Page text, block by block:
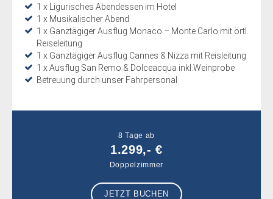
1 x Ligurisches Abendessen im Hotel
1 x Musikalischer Abend
1 x Ganztägiger Ausflug Monaco – Monte Carlo mit örtl.
Reiseleitung
1 x Ganztägiger Ausflug Cannes & Nizza mit Reisleitung
1 x Ausflug San Remo & Dolceacqua inkl.Weinprobe
Betreuung durch unser Fahrpersonal
8 Tage ab
1.299,- €
Doppelzimmer
JETZT BUCHEN